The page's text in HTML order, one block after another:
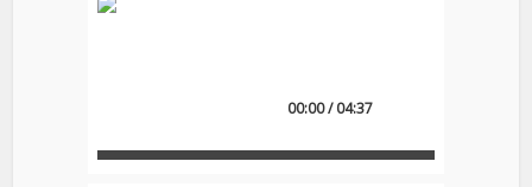
00:00 / 04:37